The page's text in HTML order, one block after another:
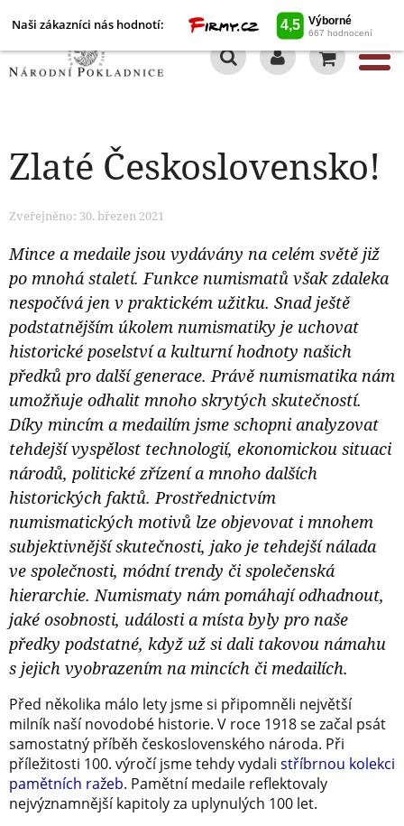
Naši zákazníci nás hodnotí:
Zlaté Československo!
Zveřejněno: 30. březen 2021
Mince a medaile jsou vydávány na celém světě již
po mnohá staletí. Funkce numismatů však zdaleka
nespočívá jen v praktickém užitku. Snad ještě
podstatnějším úkolem numismatiky je uchovat
historické poselství a kulturní hodnoty našich
předků pro další generace. Právě numismatika nám
umožňuje odhalit mnoho skrytých skutečností.
Díky mincím a medailím jsme schopni analyzovat
tehdejší vyspělost technologií, ekonomickou situaci
národů, politické zřízení a mnoho dalších
historických faktů. Prostřednictvím
numismatických motivů lze objevovat i mnohem
subjektivnější skutečnosti, jako je tehdejší nálada
ve společnosti, módní trendy či společenská
hierarchie. Numismaty nám pomáhají odhadnout,
jaké osobnosti, události a místa byly pro naše
předky podstatné, když už si dali takovou námahu
s jejich vyobrazením na mincích či medailích.
Před několika málo lety jsme si připomněli největší
milník naší novodobé historie. V roce 1918 se začal psát
samostatný příběh československého národa. Při
příležitosti 100. výročí jsme tehdy vydali stříbrnou kolekci
pamětních ražeb. Pamětní medaile reflektovaly
nejvýznamnější kapitoly za uplynulých 100 let.